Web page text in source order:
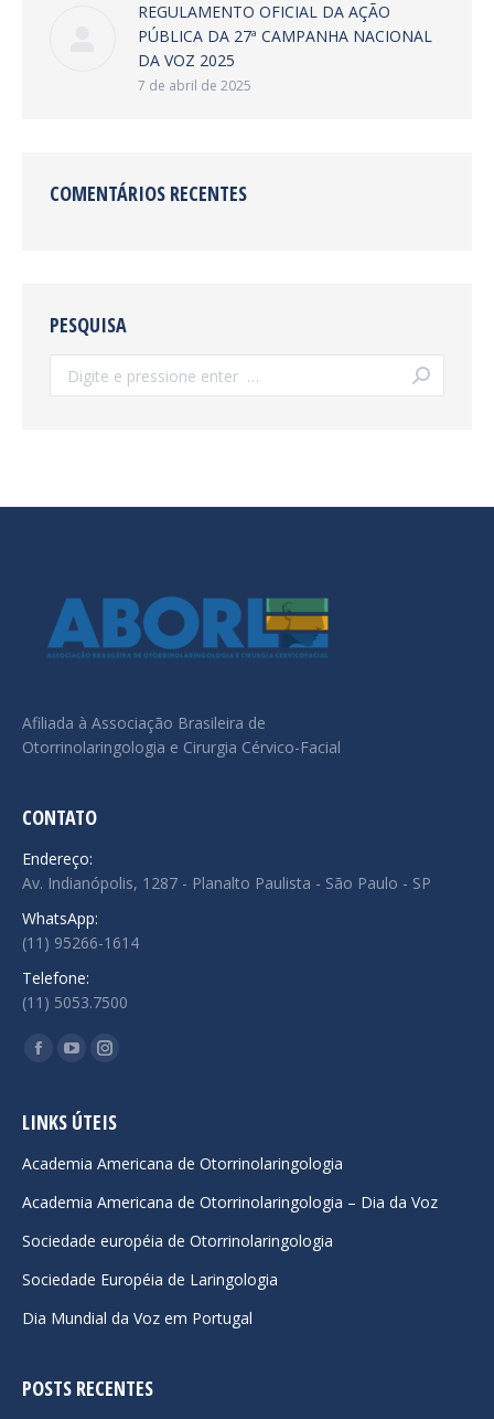
REGULAMENTO OFICIAL DA AÇÃO
PÚBLICA DA 27ª CAMPANHA NACIONAL
DA VOZ 2025
7 de abril de 2025
COMENTÁRIOS RECENTES
PESQUISA
Search:
Afiliada à Associação Brasileira de
Otorrinolaringologia e Cirurgia Cérvico-Facial
CONTATO
Endereço:
Av. Indianópolis, 1287 - Planalto Paulista - São Paulo - SP
WhatsApp:
(11) 95266-1614
Telefone:
(11) 5053.7500
Encontre-nos em:
Facebook
opens
new
window
YouTube
opens
new
window
Instagram
opens
new
window
LINKS ÚTEIS
Academia Americana de Otorrinolaringologia
Academia Americana de Otorrinolaringologia – Dia da Voz
Sociedade européia de Otorrinolaringologia
Sociedade Européia de Laringologia
Dia Mundial da Voz em Portugal
POSTS RECENTES